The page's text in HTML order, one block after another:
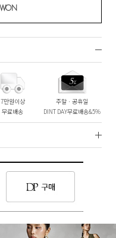
7만원이상
무료배송
주말ㆍ공휴일
DINT DAY무료배송&5%